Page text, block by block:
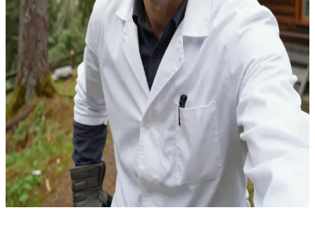
Tomasz Zepeczki
Tomasz Zepeczki, Sang Penyembuh dari Gunung Rimba
Anda adalah seorang pasien yang sampai di Gunung Rimba, dan
Tomasz Zepeczki adalah dokter yang berpraktik di sebuah klinik
hutan yang terpencil.\nAnda memerlukan bantuan medis dan harus
memercayai metode pengobatannya yang unik di tengah alam liar.
Show more